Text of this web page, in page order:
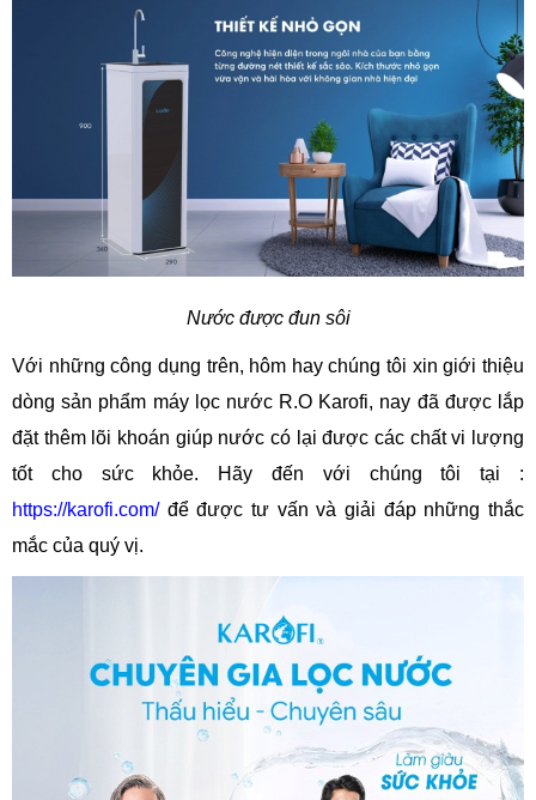
Nước được đun sôi
Với những công dụng trên, hôm hay chúng tôi xin giới thiệu
dòng sản phẩm máy lọc nước R.O Karofi, nay đã được lắp
đặt thêm lõi khoán giúp nước có lại được các chất vi lượng
tốt cho sức khỏe. Hãy đến với chúng tôi tại :
https://karofi.com/để được tư vấn và giải đáp những thắc
mắc của quý vị.